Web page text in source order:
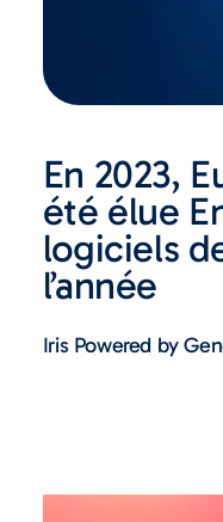
En 2023,
été élue
logiciels
l’année
Iris Powered by